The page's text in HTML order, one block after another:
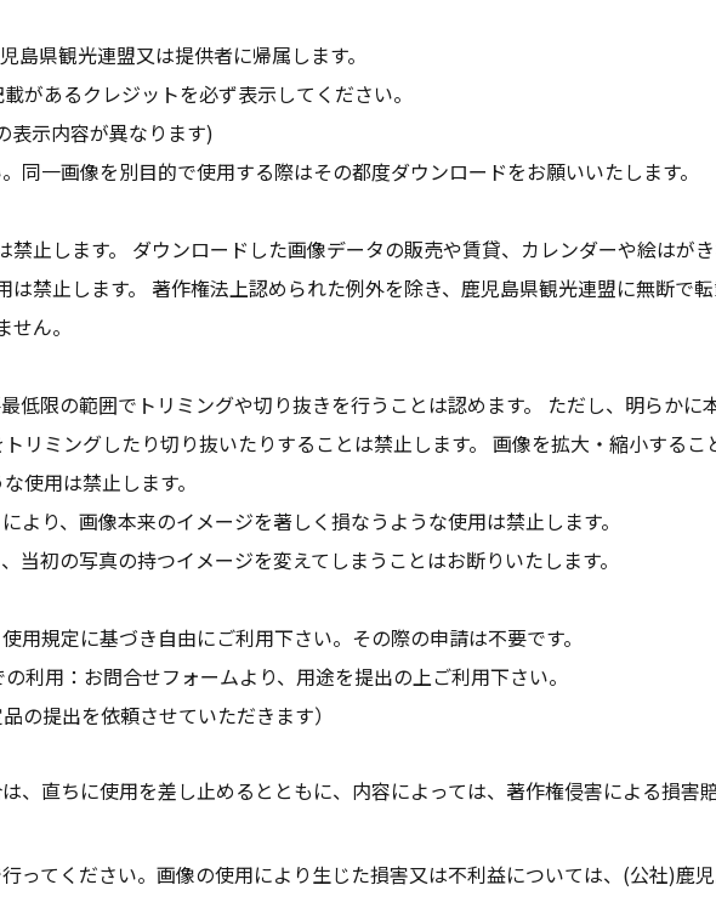
島県観光連盟又は提供者に帰属します。
があるクレジットを必ず表示してください。
示内容が異なります)
同一画像を別目的で使用する際はその都度ダウンロードをお願いいたします。
禁止します。 ダウンロードした画像データの販売や賃貸、カレンダーや絵はが
は禁止します。 著作権法上認められた例外を除き、鹿児島県観光連盟に無断で
ん。
低限の範囲でトリミングや切り抜きを行うことは認めます。 ただし、明らかに
リミングしたり切り抜いたりすることは禁止します。 画像を拡大・縮小するこ
使用は禁止します。
より、画像本来のイメージを著しく損なうような使用は禁止します。
初の写真の持つイメージを変えてしまうことはお断りいたします。
用規定に基づき自由にご利用下さい。その際の申請は不要です。
利用：お問合せフォームより、用途を提出の上ご利用下さい。
の提出を依頼させていただきます）
、直ちに使用を差し止めるとともに、内容によっては、著作権侵害による損害
ってください。画像の使用により生じた損害又は不利益については、(公社)鹿